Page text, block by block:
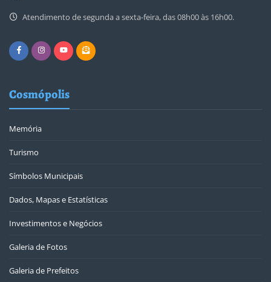
Atendimento de segunda a sexta-feira, das 08h00 às 16h00.
Cosmópolis
Memória
Turismo
Símbolos Municipais
Dados, Mapas e Estatísticas
Investimentos e Negócios
Galeria de Fotos
Galeria de Prefeitos